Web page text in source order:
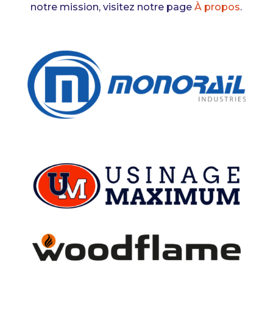
notre mission, visitez notre pageÀ propos.